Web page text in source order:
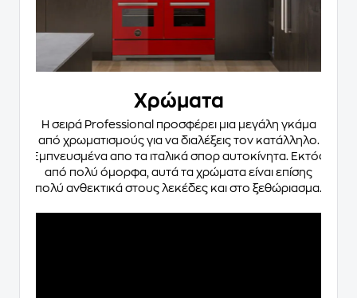
Χρώματα
Η σειρά Professional προσφέρει μια μεγάλη γκάμα
από χρωματισμούς για να διαλέξεις τον κατάλληλο.
Εμπνευσμένα απο τα ιταλικά σπορ αυτοκίνητα. Εκτός
από πολύ όμορφα, αυτά τα χρώματα είναι επίσης
πολύ ανθεκτικά στους λεκέδες και στο ξεθώριασμα.